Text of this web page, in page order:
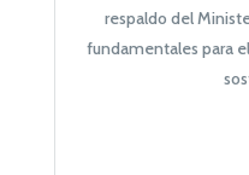
respaldo del
fundamentales para